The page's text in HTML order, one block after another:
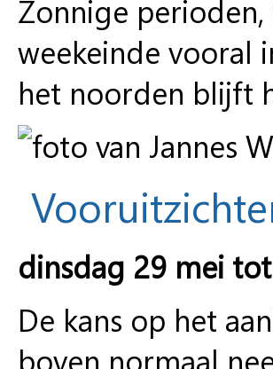
Zonnige
weekeinde vooral
het noorden blijft
dinsdag 29 mei
De kans op het
boven normaal